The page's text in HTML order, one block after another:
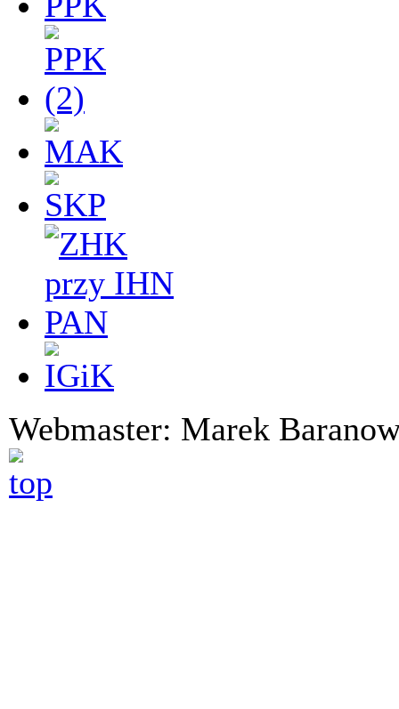
Webmaster: Marek